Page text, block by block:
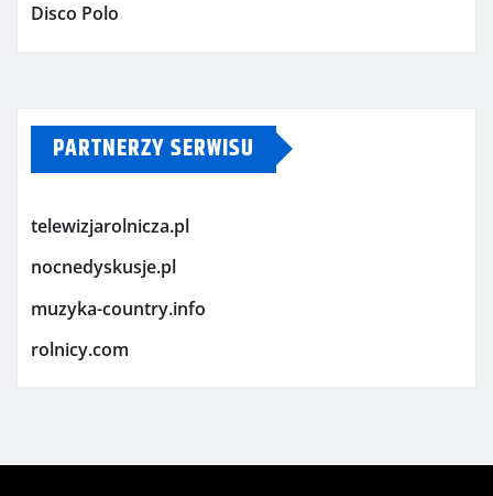
Disco Polo
PARTNERZY SERWISU
telewizjarolnicza.pl
nocnedyskusje.pl
muzyka-country.info
rolnicy.com